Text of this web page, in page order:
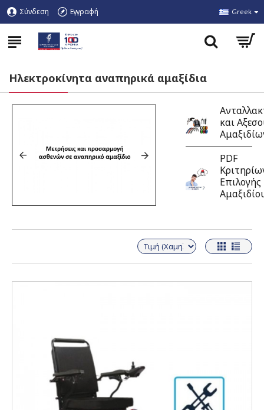
Σύνδεση Εγγραφή Greek
Ηλεκτροκίνητα αναπηρικά αμαξίδια
και
PDF
Επιλογής